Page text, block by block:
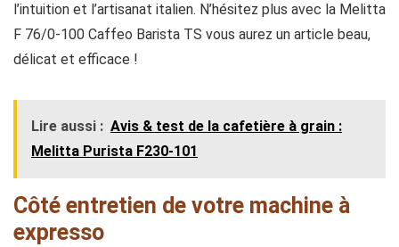
l’intuition et l’artisanat italien. N’hésitez plus avec la Melitta
F 76/0-100 Caffeo Barista TS vous aurez un article beau,
délicat et efficace !
Lire aussi : Avis & test de la cafetière à grain :
Melitta Purista F230-101
Côté entretien de votre machine à
expresso